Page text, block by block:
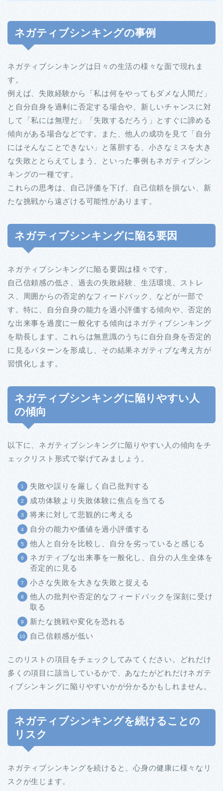
ネガティブシンキングの事例
ネガティブシンキングは日々の生活の様々な面で現れま
す。
例えば、失敗経験から「私は何をやってもダメな人間だ」
と自分自身を過剰に否定する場合や、新しいチャンスに対
して「私には無理だ」「失敗するだろう」とすぐに諦める
傾向がある場合などです。また、他人の成功を見て「自分
にはそんなことできない」と落胆する、小さなミスを大き
な失敗ととらえてしまう、といった事例もネガティブシン
キングの一種です。
これらの思考は、自己評価を下げ、自己信頼を損ない、新
たな挑戦から遠ざける可能性があります。
ネガティブシンキングに陥る要因
ネガティブシンキングに陥る要因は様々です。
自己信頼感の低さ、過去の失敗経験、生活環境、ストレ
ス、周囲からの否定的なフィードバック、などが一部で
す。特に、自分自身の能力を過小評価する傾向や、否定的
な出来事を過度に一般化する傾向はネガティブシンキング
を助長します。これらは無意識のうちに自分自身を否定的
に見るパターンを形成し、その結果ネガティブな考え方が
習慣化します。
ネガティブシンキングに陥りやすい人
の傾向
以下に、ネガティブシンキングに陥りやすい人の傾向をチ
ェックリスト形式で挙げてみましょう。
失敗や誤りを厳しく自己批判する
成功体験より失敗体験に焦点を当てる
将来に対して悲観的に考える
自分の能力や価値を過小評価する
他人と自分を比較し、自分を劣っていると感じる
ネガティブな出来事を一般化し、自分の人生全体を
否定的に見る
小さな失敗を大きな失敗と捉える
他人の批判や否定的なフィードバックを深刻に受け
取る
新たな挑戦や変化を恐れる
自己信頼感が低い
このリストの項目をチェックしてみてください。どれだけ
多くの項目に該当しているかで、あなたがどれだけネガテ
ィブシンキングに陥りやすいかが分かるかもしれません。
ネガティブシンキングを続けることの
リスク
ネガティブシンキングを続けると、心身の健康に様々なリ
スクが生じます。